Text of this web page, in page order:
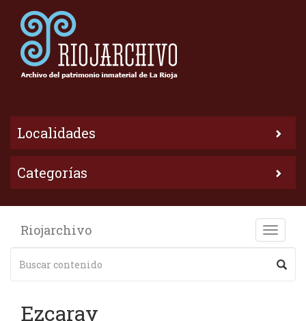
Localidades
Categorías
Toggle
Riojarchivo
Ezcaray